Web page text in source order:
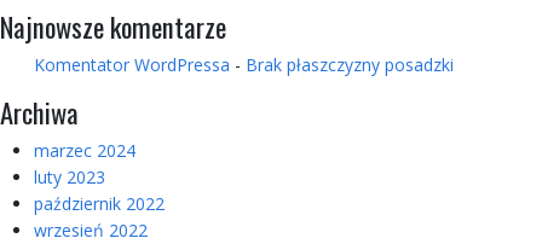
Najnowsze komentarze
Komentator WordPressa - Brak płaszczyzny posadzki
Archiwa
marzec 2024
luty 2023
październik 2022
wrzesień 2022